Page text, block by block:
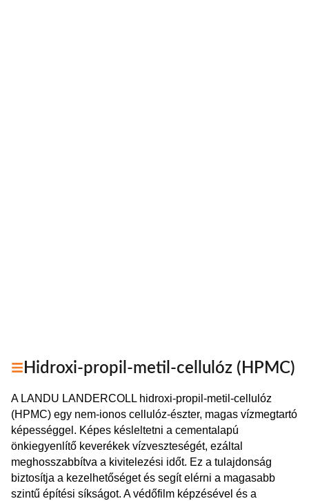
Hidroxi-propil-metil-cellulóz (HPMC)
A LANDU LANDERCOLL hidroxi-propil-metil-cellulóz
(HPMC) egy nem-ionos cellulóz-észter, magas vízmegtartó
képességgel. Képes késleltetni a cementalapú
önkiegyenlítő keverékek vízveszteségét, ezáltal
meghosszabbítva a kivitelezési időt. Ez a tulajdonság
biztosítja a kezelhetőséget és segít elérni a magasabb
szintű építési síkságot. A védőfilm képzésével és a